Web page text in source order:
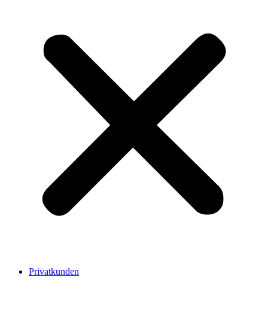
Privatkunden